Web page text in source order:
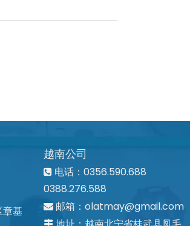
基
越南公司
电话：0356.590.688
0388.276.588
邮箱： olatmay@gmail.com
